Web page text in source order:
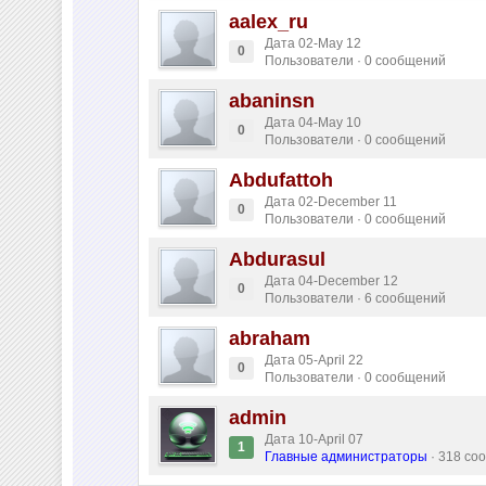
aalex_ru
0
Дата 02-May 12
Пользователи · 0 сообщений
abaninsn
0
Дата 04-May 10
Пользователи · 0 сообщений
Abdufattoh
0
Дата 02-December 11
Пользователи · 0 сообщений
Abdurasul
0
Дата 04-December 12
Пользователи · 6 сообщений
abraham
0
Дата 05-April 22
Пользователи · 0 сообщений
admin
1
Дата 10-April 07
Главные администраторы · 318